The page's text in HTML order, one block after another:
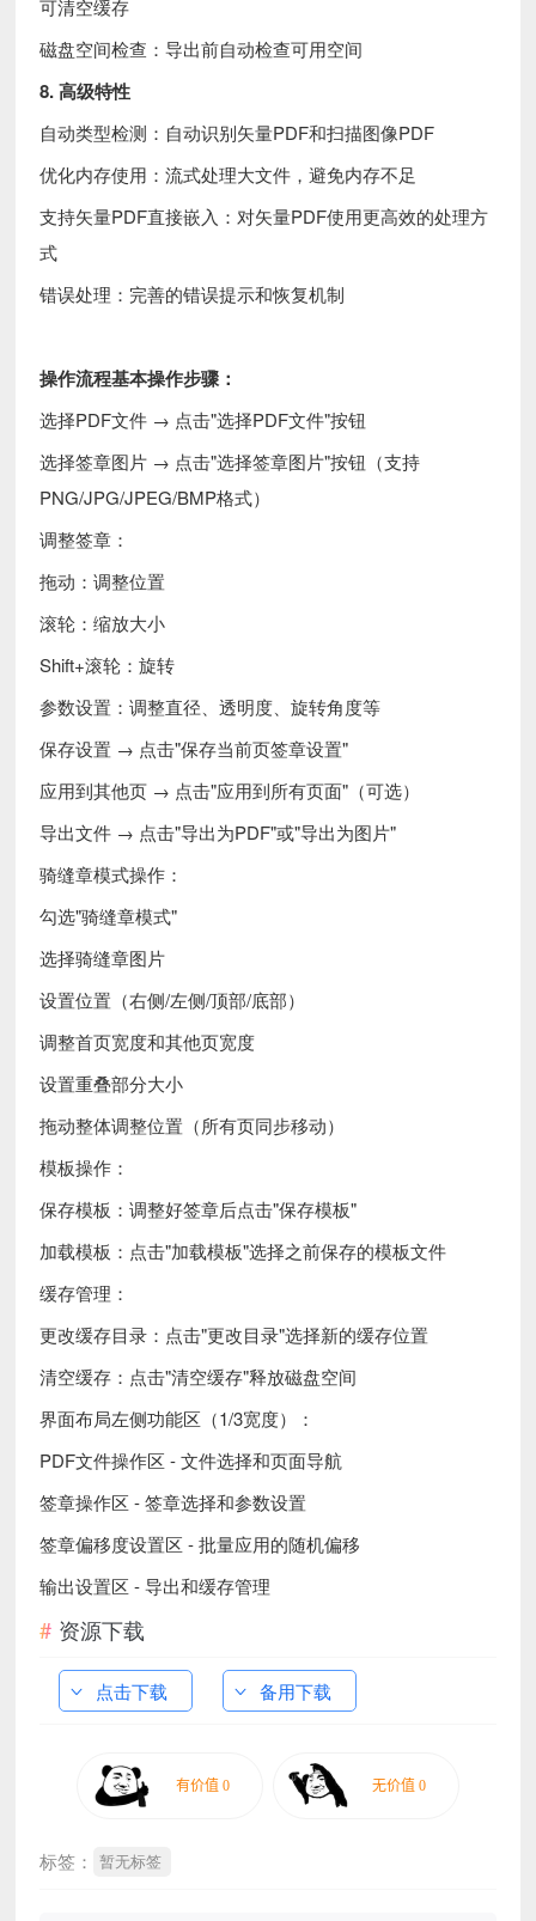
可清空缓存
磁盘空间检查：导出前自动检查可用空间
8. 高级特性
自动类型检测：自动识别矢量PDF和扫描图像PDF
优化内存使用：流式处理大文件，避免内存不足
支持矢量PDF直接嵌入：对矢量PDF使用更高效的处理方
式
错误处理：完善的错误提示和恢复机制
操作流程基本操作步骤：
选择PDF文件 → 点击"选择PDF文件"按钮
选择签章图片 → 点击"选择签章图片"按钮（支持
PNG/JPG/JPEG/BMP格式）
调整签章：
拖动：调整位置
滚轮：缩放大小
Shift+滚轮：旋转
参数设置：调整直径、透明度、旋转角度等
保存设置 → 点击"保存当前页签章设置"
应用到其他页 → 点击"应用到所有页面"（可选）
导出文件 → 点击"导出为PDF"或"导出为图片"
骑缝章模式操作：
勾选"骑缝章模式"
选择骑缝章图片
设置位置（右侧/左侧/顶部/底部）
调整首页宽度和其他页宽度
设置重叠部分大小
拖动整体调整位置（所有页同步移动）
模板操作：
保存模板：调整好签章后点击"保存模板"
加载模板：点击"加载模板"选择之前保存的模板文件
缓存管理：
更改缓存目录：点击"更改目录"选择新的缓存位置
清空缓存：点击"清空缓存"释放磁盘空间
界面布局左侧功能区（1/3宽度）：
PDF文件操作区 - 文件选择和页面导航
签章操作区 - 签章选择和参数设置
签章偏移度设置区 - 批量应用的随机偏移
输出设置区 - 导出和缓存管理
资源下载
点击下载 备用下载
标签： 暂无标签